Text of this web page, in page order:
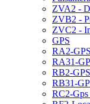
ZVA2 -
ZVB2 -
ZVC2 -
GPS
RA2-
RA31-
RB2-
RB31-
RC2-Gps